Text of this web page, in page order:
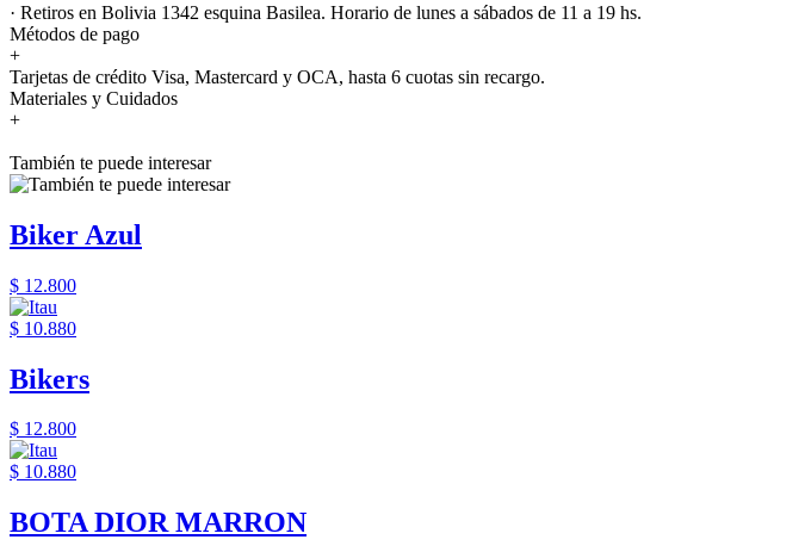
· Retiros en Bolivia 1342 esquina Basilea. Horario de lunes a sábados de 11 a 19 hs.
Métodos de pago
+
Tarjetas de crédito Visa, Mastercard y OCA, hasta 6 cuotas sin recargo.
Materiales y Cuidados
+
También te puede interesar
Biker Azul
$ 12.800
$ 10.880
Bikers
$ 12.800
$ 10.880
BOTA DIOR MARRON